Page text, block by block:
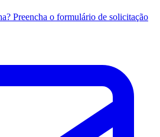
Preencha o formulário de solicitação